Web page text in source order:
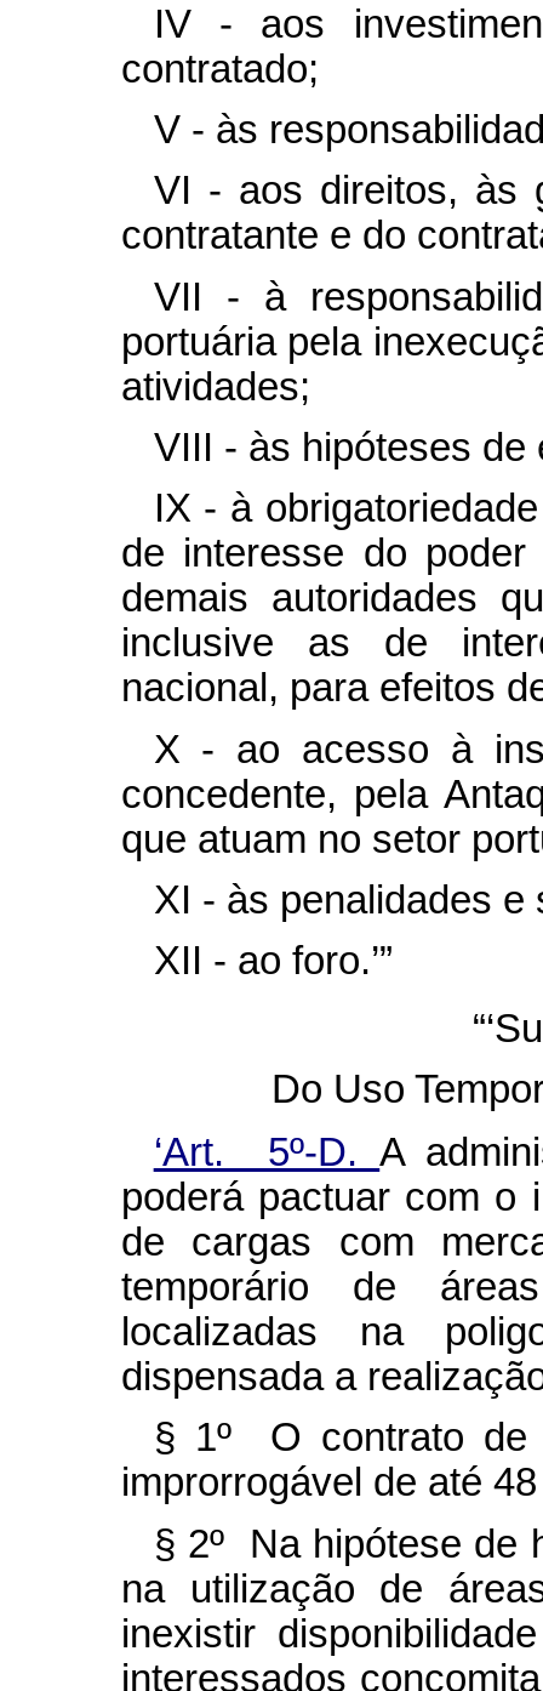
IV - aos
contratado;
V - às
VI - aos direitos, às
contratante e do
VII - à
portuária pela
atividades;
VIII - às hipóteses de
IX - à
de interesse do
demais autoridades
inclusive as de
nacional, para efeitos
X - ao acesso à
concedente, pela
que atuam no setor
XI - às penalidades e
XII - ao foro.’”
Do Uso
‘Art. 5º-D.A
poderá pactuar com o
de cargas com
temporário de
localizadas na
dispensada a
§ 1º O contrato de
improrrogável de até
§ 2º Na hipótese de
na utilização de
inexistir
interessados